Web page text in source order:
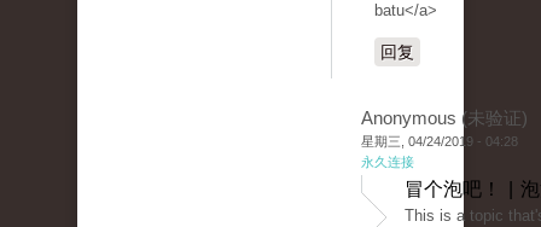
batu</a>
回复
Anonymous (未验证)
星期三, 04/24/2019 - 04:28
永久连接
冒个泡吧！ |
This is a topiс